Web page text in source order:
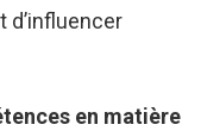
d’influencer
en matière